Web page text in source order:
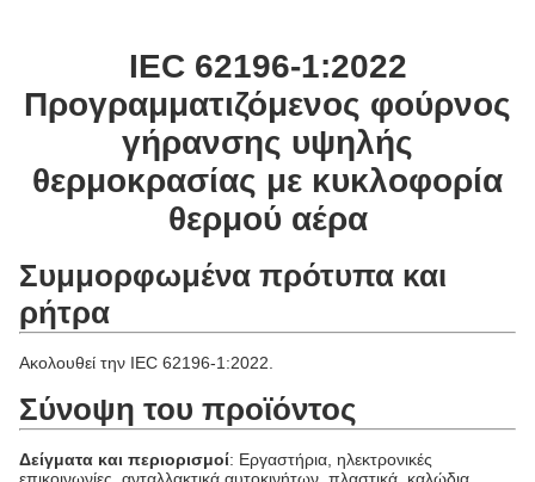
IEC 62196-1:2022
Προγραμματιζόμενος φούρνος
γήρανσης υψηλής
θερμοκρασίας με κυκλοφορία
θερμού αέρα
Συμμορφωμένα πρότυπα και
ρήτρα
Ακολουθεί την IEC 62196-1:2022.
Σύνοψη του προϊόντος
Δείγματα και περιορισμοί: Εργαστήρια, ηλεκτρονικές